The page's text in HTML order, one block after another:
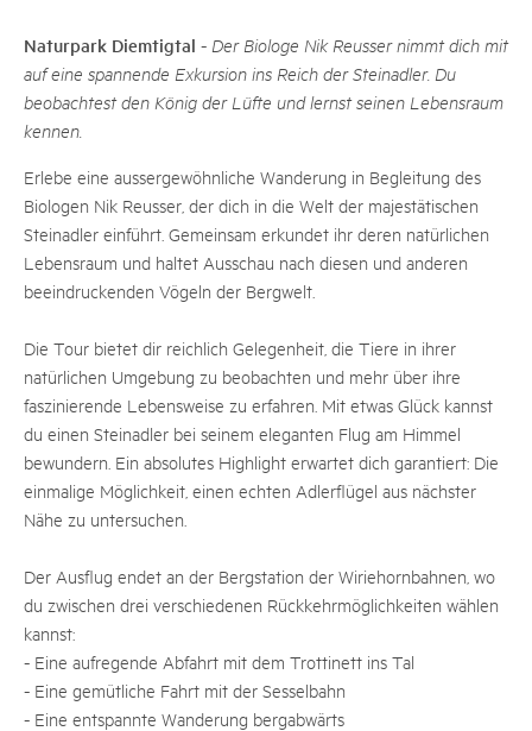
Naturpark Diemtigtal - Der Biologe Nik Reusser nimmt dich mit
auf eine spannende Exkursion ins Reich der Steinadler. Du
beobachtest den König der Lüfte und lernst seinen Lebensraum
kennen.
Erlebe eine aussergewöhnliche Wanderung in Begleitung des
Biologen Nik Reusser, der dich in die Welt der majestätischen
Steinadler einführt. Gemeinsam erkundet ihr deren natürlichen
Lebensraum und haltet Ausschau nach diesen und anderen
beeindruckenden Vögeln der Bergwelt.
Die Tour bietet dir reichlich Gelegenheit, die Tiere in ihrer
natürlichen Umgebung zu beobachten und mehr über ihre
faszinierende Lebensweise zu erfahren. Mit etwas Glück kannst
du einen Steinadler bei seinem eleganten Flug am Himmel
bewundern. Ein absolutes Highlight erwartet dich garantiert: Die
einmalige Möglichkeit, einen echten Adlerflügel aus nächster
Nähe zu untersuchen.
Der Ausflug endet an der Bergstation der Wiriehornbahnen, wo
du zwischen drei verschiedenen Rückkehrmöglichkeiten wählen
kannst:
- Eine aufregende Abfahrt mit dem Trottinett ins Tal
- Eine gemütliche Fahrt mit der Sesselbahn
- Eine entspannte Wanderung bergabwärts